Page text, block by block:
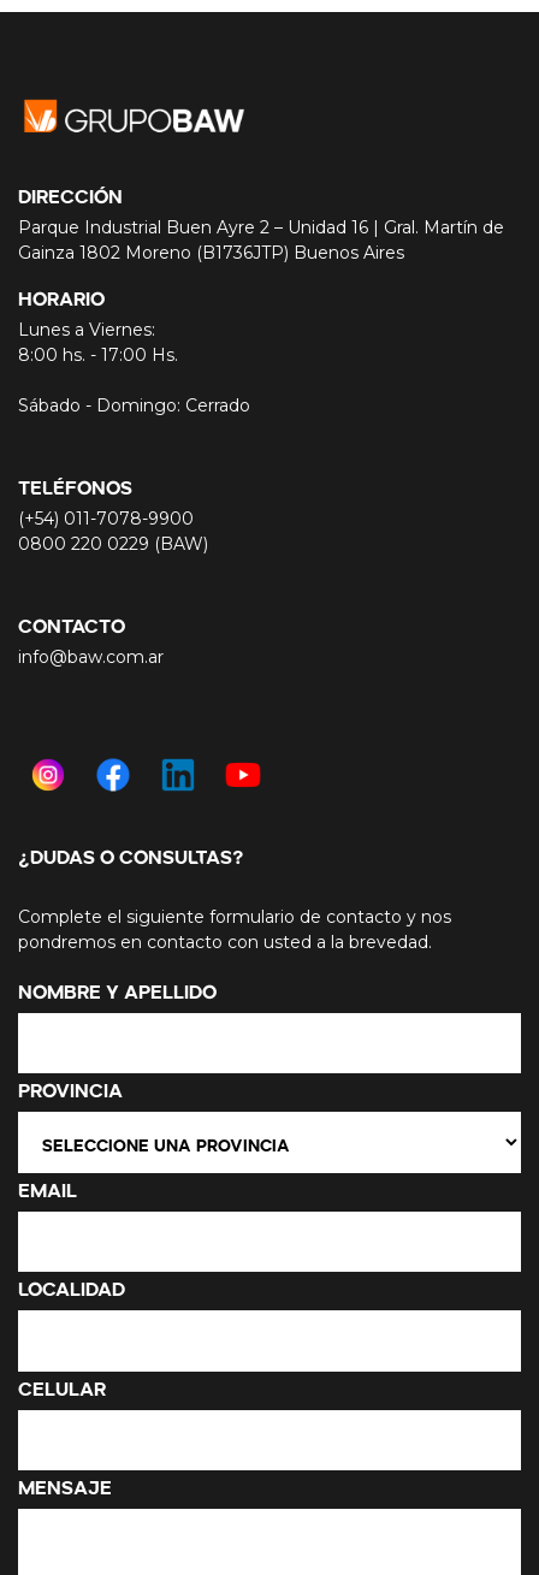
¿DUDAS O CONSULTAS?
Complete el siguiente formulario de contacto y nos
pondremos en contacto con usted a la brevedad.
Nombre y Apellido
Provincia
Email
Localidad
Celular
Mensaje
DIRECCIÓN
Parque Industrial Buen Ayre 2 – Unidad 16 | Gral. Martín de
Gainza 1802 Moreno (B1736JTP) Buenos Aires
HORARIO
Lunes a Viernes:
8:00 hs. - 17:00 Hs.
Sábado - Domingo: Cerrado
TELÉFONOS
(+54) 011-7078-9900
0800 220 0229 (BAW)
CONTACTO
info@baw.com.ar